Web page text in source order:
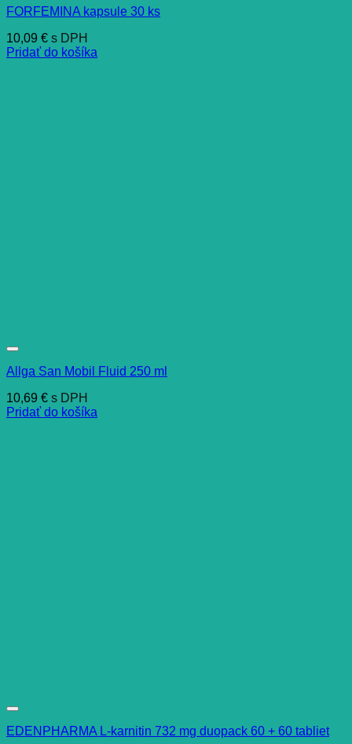
FORFEMINA kapsule 30 ks
10,09 € s DPH
Pridať do košíka
Allga San Mobil Fluid 250 ml
10,69 € s DPH
Pridať do košíka
EDENPHARMA L-karnitin 732 mg duopack 60 + 60 tabliet